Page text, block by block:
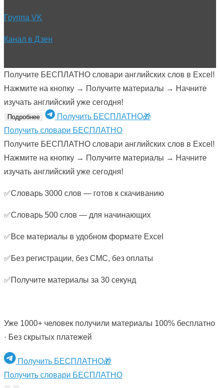
Группа VK
Канал в Дзен
Получите БЕСПЛАТНО словари английских слов в Excel!
Нажмите на кнопку → Получите материалы → Начните
изучать английский уже сегодня!
Подробнее
Получить БЕСПЛАТНО🎁
Получить словари БЕСПЛАТНО
Получите БЕСПЛАТНО словари английских слов в Excel!
Нажмите на кнопку → Получите материалы → Начните
изучать английский уже сегодня!
✅Словарь 3000 слов — готов к скачиванию
✅Словарь 500 слов — для начинающих
✅Все материалы в удобном формате Excel
✅Без регистрации, без СМС, без оплаты
✅Получите материалы за 30 секунд
Уже 1000+ человек получили материалы 100% бесплатно
· Без скрытых платежей
Получить БЕСПЛАТНО🎁
Получить словари БЕСПЛАТНО